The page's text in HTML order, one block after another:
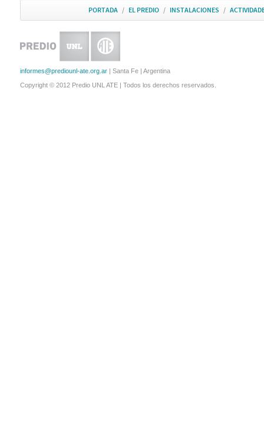
PORTADA / EL PREDIO / INSTALACIONES /
informes@prediounl-ate.org.ar | Santa Fe | Argentina
Copyright © 2012 Predio UNL ATE | Todos los derechos reservados.